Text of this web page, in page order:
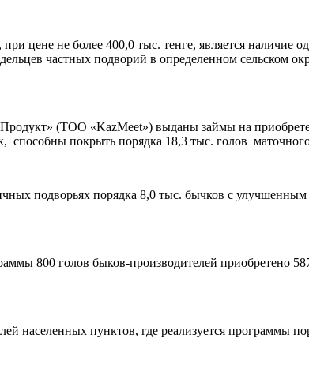
цене не более 400,0 тыс. тенге, является наличие
частных подворий в определенном сельском
(ТОО «KazMeet») выданы займы на
покрыть порядка 18,3 тыс. голов маточного
подворьях порядка 8,0 тыс. бычков с
800 голов быков-производителей приобретено
населенных пунктов, где реализуется программы